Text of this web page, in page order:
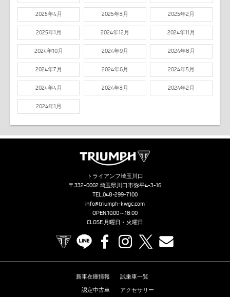
2025年4月 2025年3月 2025年2月
2025年1月 2024年12月 2024年11月
2024年10月 2024年9月 2024年8月
2024年7月 2024年6月 2024年5月
2024年4月 2024年3月 2024年2月
2024年1月
トライアンフ埼玉川口
〒332-0002 埼玉県川口市弥平4-3-16
TEL.048-299-7100
info@triumph-kwgc.com
OPEN.10:00～18:00
CLOSE.月曜日・火曜日
TRIUMPH OFFICIAL SITE
LINE FacebookInstagram
新車在庫情報
試乗車一覧
認定中古車
アクセサリー